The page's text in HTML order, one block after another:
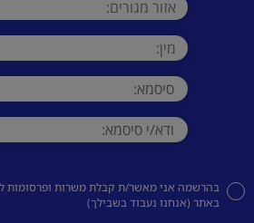
בהרשמה אני מאשר/ת קבלת משרות ופרסומות
באתר (אנחנו נעבוד בשבילך)